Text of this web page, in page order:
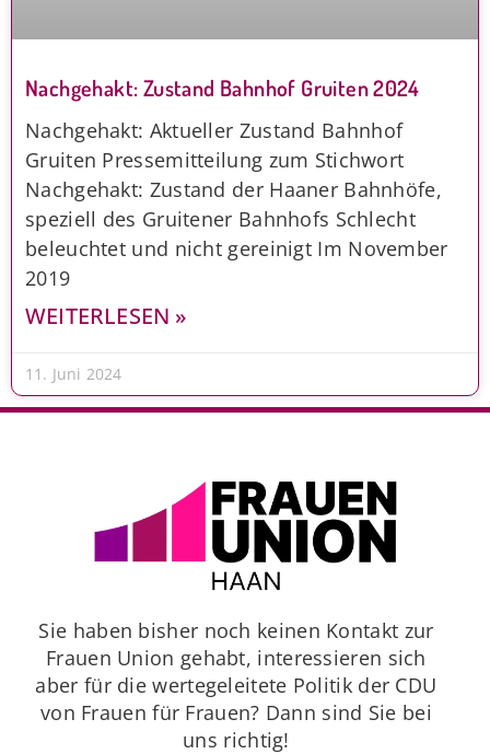
Nachgehakt: Zustand Bahnhof Gruiten 2024
Nachgehakt: Aktueller Zustand Bahnhof
Gruiten Pressemitteilung zum Stichwort
Nachgehakt: Zustand der Haaner Bahnhöfe,
speziell des Gruitener Bahnhofs Schlecht
beleuchtet und nicht gereinigt Im November
2019
WEITERLESEN »
11. Juni 2024
Sie haben bisher noch keinen Kontakt zur
Frauen Union gehabt, interessieren sich
aber für die wertegeleitete Politik der CDU
von Frauen für Frauen? Dann sind Sie bei
uns richtig!